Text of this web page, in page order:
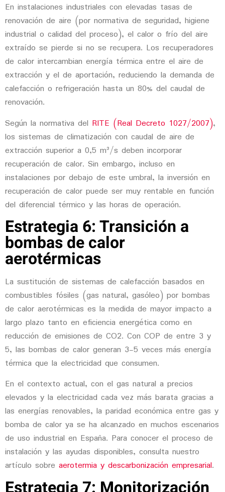
En instalaciones industriales con elevadas tasas de
renovación de aire (por normativa de seguridad, higiene
industrial o calidad del proceso), el calor o frío del aire
extraído se pierde si no se recupera. Los recuperadores
de calor intercambian energía térmica entre el aire de
extracción y el de aportación, reduciendo la demanda de
calefacción o refrigeración hasta un 80% del caudal de
renovación.
Según la normativa del RITE (Real Decreto 1027/2007),
los sistemas de climatización con caudal de aire de
extracción superior a 0,5 m³/s deben incorporar
recuperación de calor. Sin embargo, incluso en
instalaciones por debajo de este umbral, la inversión en
recuperación de calor puede ser muy rentable en función
del diferencial térmico y las horas de operación.
Estrategia 6: Transición a
bombas de calor
aerotérmicas
La sustitución de sistemas de calefacción basados en
combustibles fósiles (gas natural, gasóleo) por bombas
de calor aerotérmicas es la medida de mayor impacto a
largo plazo tanto en eficiencia energética como en
reducción de emisiones de CO2. Con COP de entre 3 y
5, las bombas de calor generan 3-5 veces más energía
térmica que la electricidad que consumen.
En el contexto actual, con el gas natural a precios
elevados y la electricidad cada vez más barata gracias a
las energías renovables, la paridad económica entre gas y
bomba de calor ya se ha alcanzado en muchos escenarios
de uso industrial en España. Para conocer el proceso de
instalación y las ayudas disponibles, consulta nuestro
artículo sobre aerotermia y descarbonización empresarial.